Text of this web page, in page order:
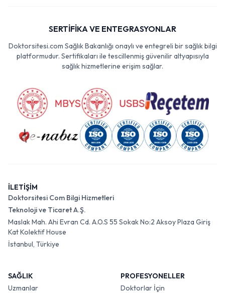
SERTİFİKA VE ENTEGRASYONLAR
Doktorsitesi.com Sağlık Bakanlığı onaylı ve entegreli bir sağlık bilgi
platformudur. Sertifikaları ile tescillenmiş güvenilir altyapısıyla
sağlık hizmetlerine erişim sağlar.
İLETİŞİM
Doktorsitesi Com Bilgi Hizmetleri
Teknoloji ve Ticaret A.Ş.
Maslak Mah. Ahi Evran Cd. A.O.S 55 Sokak No:2 Aksoy Plaza Giriş
Kat Kolektif House
İstanbul, Türkiye
SAĞLIK
Uzmanlar
PROFESYONELLER
Doktorlar İçin